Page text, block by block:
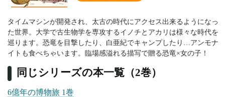
タイムマシンが開発され、太古の時代にアクセス出来るようになっ
た世界。大学で古生物学を専攻するイノチとアカリは様々な時代を
巡ります。恐竜を目撃したり、白亜紀でキャンプしたり…アンモナ
イトも食べちゃいます。臨場感溢れる描写で贈る恐竜×女の子！
同じシリーズの本一覧（2巻）
6億年の博物旅 1巻